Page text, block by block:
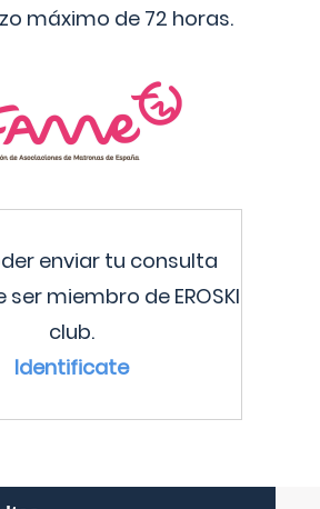
máximo de 72 horas.
enviar tu consulta
ser miembro de EROSKI
club.
Identificate